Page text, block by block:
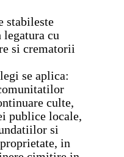
stabileste
cu
si crematorii
se aplica:
culte,
publice locale,
si
in